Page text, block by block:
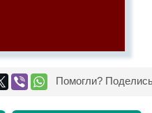
Помогли?